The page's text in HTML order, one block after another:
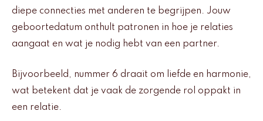
diepe connecties met anderen te begrijpen. Jouw
geboortedatum onthult patronen in hoe je relaties
aangaat en wat je nodig hebt van een partner.
Bijvoorbeeld, nummer 6 draait om liefde en harmonie,
wat betekent dat je vaak de zorgende rol oppakt in
een relatie.